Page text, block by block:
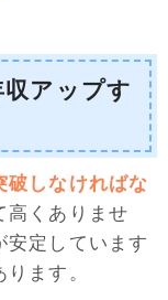
アップす
破しなければな
高くありませ
安定しています
ます。